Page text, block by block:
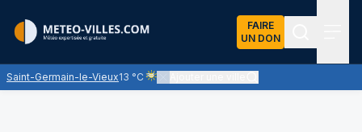
FAIRE
UN DON
Saint-Germain-le-Vieux13 °C
Ciel voilé par des nuages d'altitude,